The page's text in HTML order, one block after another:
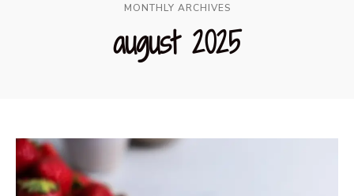
MONTHLY ARCHIVES
august 2025